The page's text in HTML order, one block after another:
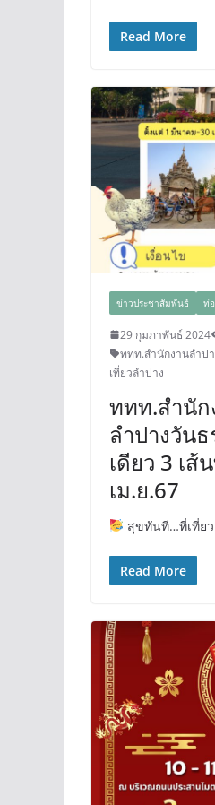
Read More
ข่าวประชาสัมพันธ์ ท่
29 กุมภาพันธ์ 2024
ททท.สำนักงานลำป
เที่ยวลำปาง
ททท.สำนัก
ลำปางวัน
เดียว 3 เส้
เม.ย.67
สุขทันที…ที่เที่ยว
Read More